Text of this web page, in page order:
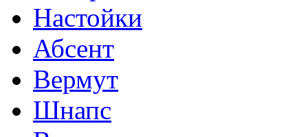
Настойки
Абсент
Вермут
Шнапс